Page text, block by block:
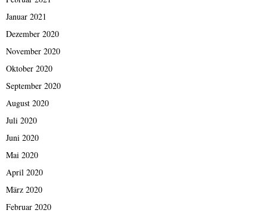
Januar 2021
Dezember 2020
November 2020
Oktober 2020
September 2020
August 2020
Juli 2020
Juni 2020
Mai 2020
April 2020
März 2020
Februar 2020